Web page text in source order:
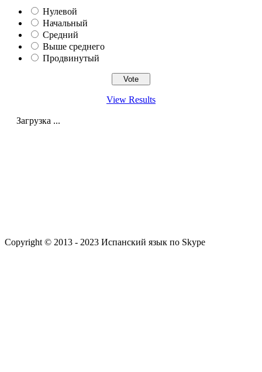
Нулевой
Начальный
Средний
Выше среднего
Продвинутый
View Results
Загрузка ...
Copyright © 2013 - 2023 Испанский язык по Skype